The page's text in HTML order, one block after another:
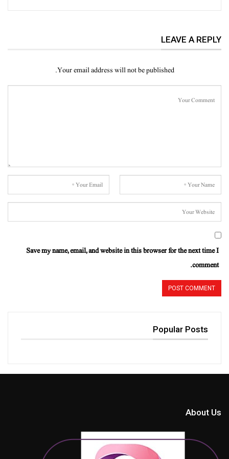
LEAVE A REPLY
Your email address will not be published.
Save my name, email, and website in this browser for the next time I
comment.
Popular Posts
About Us